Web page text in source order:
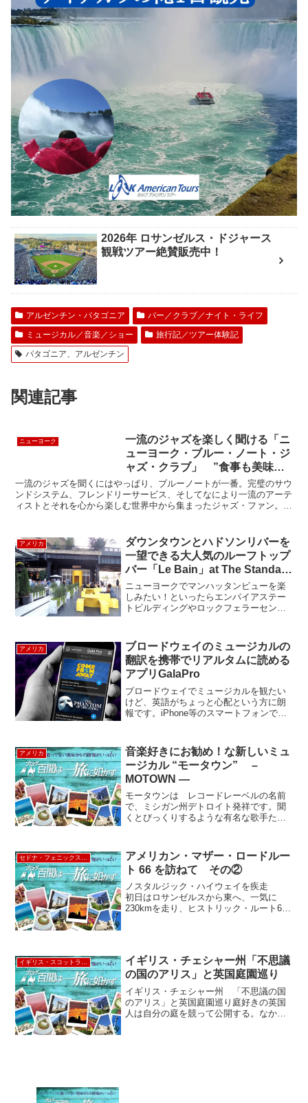
2026年 ロサンゼルス・ドジャース
観戦ツアー絶賛販売中！
アルゼンチン・パタゴニア
バー／クラブ／ナイト・ライフ
ミュージカル／音楽／ショー
旅行記／ツアー体験記
パタゴニア、アルゼンチン
関連記事
ニューヨーク
一流のジャズを楽しく聞ける「ニ
ューヨーク・ブルー・ノート・ジ
ャズ・クラブ」 ”食事も美味し
い” Blue Note Jazz Club
一流のジャズを聞くにはやっぱり、ブルーノートが一番。完璧のサウ
ンドシステム、フレンドリーサービス、そしてなにより一流のアーテ
ィストとそれを心から楽しむ世界中から集まったジャズ・ファン。今
アメリカ
ダウンタウンとハドソンリバーを
一望できる大人気のルーフトップ
バー「Le Bain」at The Standard
Hotel
ニューヨークでマンハッタンビューを楽
しみたい！といったらエンパイアステー
トビルディングやロックフェラーセンタ
いう人にはルーフトップバーがおすすめ
☆ ニューヨークにはマンハ...
アメリカ
ブロードウェイのミュージカルの
翻訳を携帯でリアルタムに読める
アプリGalaPro
ブロードウェイでミュージカルを観たい
けど、英語がちょっと心配という方に朗
報です。iPhone等のスマートフォンで、
プリGalaPro（ガラプロ）の導入が始まり
ました。現...
アメリカ
音楽好きにお勧め！な新しいミュ
ージカル “モータウン” –
MOTOWN —
モータウンは レコードレーベルの名前
で、ミシガン州デトロイト発祥です。聞
くとびっくりするような有名な歌手たち
ムス） Jacson Five (ジャクソンファ...
セドナ・フェニックス・アリゾナ
アメリカン・マザー・ロードルー
ト 66 を訪ねて その②
ノスタルジック・ハイウェイを疾走
初日はロサンゼルスから東へ、一気に
230kmを走り、ヒストリック・ルート66
時半。目的地のウ...
イギリス・スコットランド
イギリス・チェシャー州「不思議
の国のアリス」と英国庭園巡り
イギリス・チェシャー州 「不思議の国
のアリス」と英国庭園巡り庭好きの英国
人は自分の庭を競って公開する。なかで